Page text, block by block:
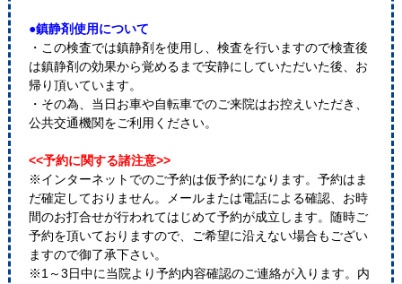
●鎮静剤使用について
・この検査では鎮静剤を使用し、検査を行いますので検査後
は鎮静剤の効果から覚めるまで安静にしていただいた後、お
帰り頂いています。
・その為、当日お車や自転車でのご来院はお控えいただき、
公共交通機関をご利用ください。
<<予約に関する諸注意>>
※インターネットでのご予約は仮予約になります。予約はま
だ確定しておりません。メールまたは電話による確認、お時
間のお打合せが行われてはじめて予約が成立します。随時ご
予約を頂いておりますので、ご希望に沿えない場合もござい
ますので御了承下さい。
※1～3日中に当院より予約内容確認のご連絡が入ります。内